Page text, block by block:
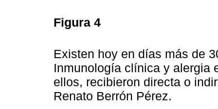
Figura 4
Existen hoy en días más de
Inmunología clínica y alergia
ellos, recibieron directa o
Renato Berrón Pérez.